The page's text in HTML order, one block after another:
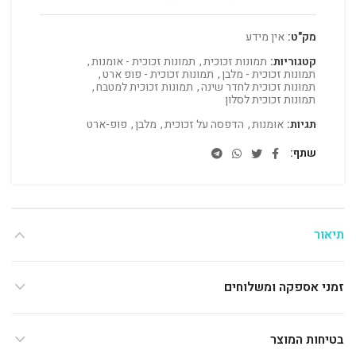
מק"ט: אין מידע
קטגוריות: תמונות זכוכית, תמונות זכוכית - אומנות,
תמונות זכוכית - מלבן, תמונות זכוכית - פופ ארט,
תמונות זכוכית לחדר שינה, תמונות זכוכית למטבח,
תמונות זכוכית לסלון
תגיות: אומנות, הדפסה על זכוכית, מלבן, פופ-ארט
שתף
תיאור
זמני אספקה ומשלוחים
בטיחות המוצר